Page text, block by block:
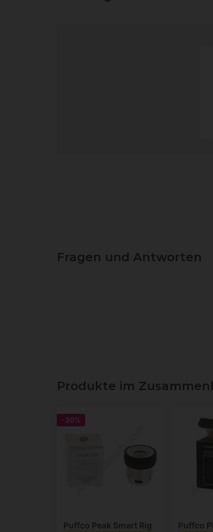
Fragen und Antworten
Produkte im
-30%
Puffco Peak Smart Rig
Puffco